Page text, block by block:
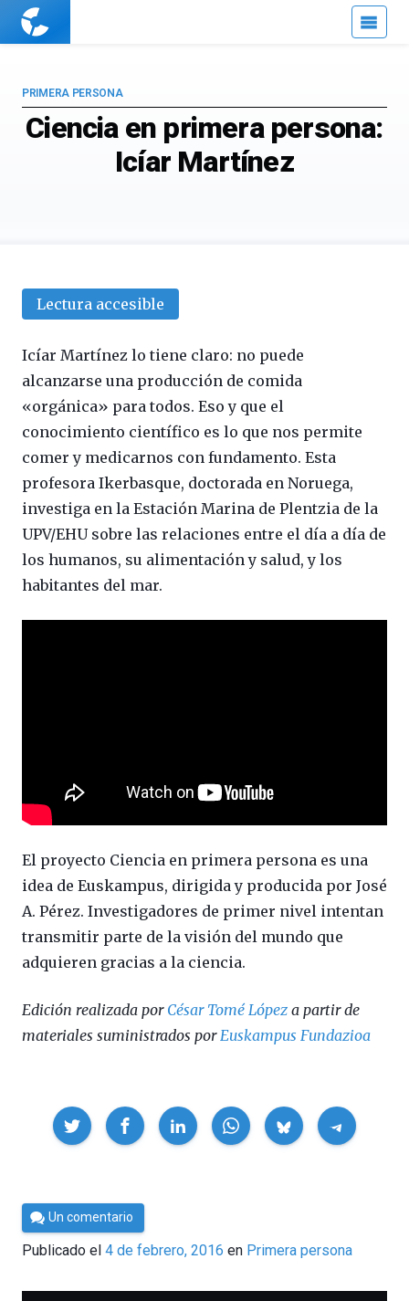
Cuaderno
Ciencia en primera persona:
Icíar Martínez
PRIMERA PERSONA
Lectura accesible
Icíar Martínez lo tiene claro: no puede
alcanzarse una producción de comida
«orgánica» para todos. Eso y que el
conocimiento científico es lo que nos permite
comer y medicarnos con fundamento. Esta
profesora Ikerbasque, doctorada en Noruega,
investiga en la Estación Marina de Plentzia de la
UPV/EHU sobre las relaciones entre el día a día de
los humanos, su alimentación y salud, y los
habitantes del mar.
El proyecto Ciencia en primera persona es una
idea de Euskampus, dirigida y producida por José
A. Pérez. Investigadores de primer nivel intentan
transmitir parte de la visión del mundo que
adquieren gracias a la ciencia.
Edición realizada por César Tomé López a partir de
materiales suministrados porEuskampus Fundazioa
Compartir
Por
César
Tomé
Un comentario
Publicado el 4 de febrero, 2016 en Primera persona